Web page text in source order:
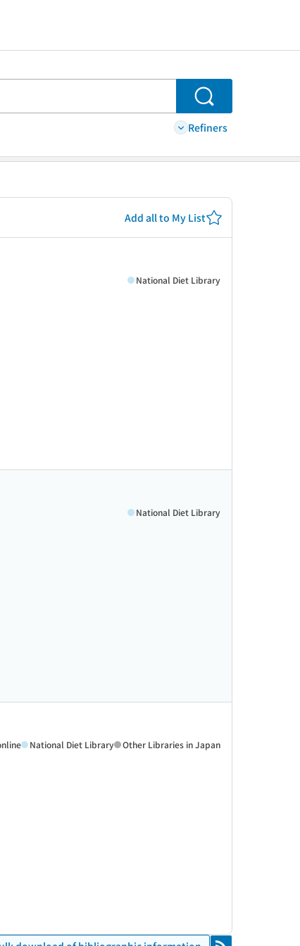
Search
Refiners
Add all to My List
National Diet Library
National Diet Library
National Diet Library Other Libraries in Japan